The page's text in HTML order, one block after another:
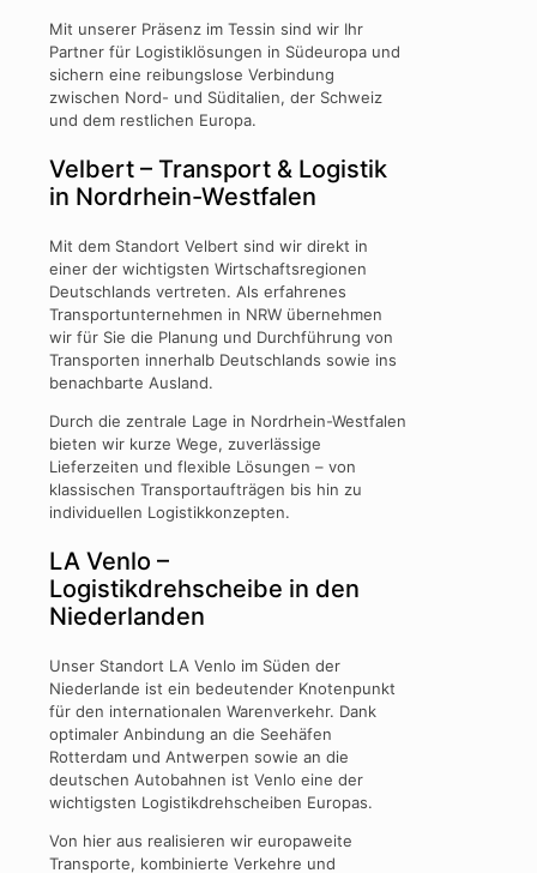
Mit unserer Präsenz im Tessin sind wir Ihr
Partner für Logistiklösungen in Südeuropa und
sichern eine reibungslose Verbindung
zwischen Nord- und Süditalien, der Schweiz
und dem restlichen Europa.
Velbert – Transport & Logistik
in Nordrhein-Westfalen
Mit dem Standort Velbert sind wir direkt in
einer der wichtigsten Wirtschaftsregionen
Deutschlands vertreten. Als erfahrenes
Transportunternehmen in NRW übernehmen
wir für Sie die Planung und Durchführung von
Transporten innerhalb Deutschlands sowie ins
benachbarte Ausland.
Durch die zentrale Lage in Nordrhein-Westfalen
bieten wir kurze Wege, zuverlässige
Lieferzeiten und flexible Lösungen – von
klassischen Transportaufträgen bis hin zu
individuellen Logistikkonzepten.
LA Venlo –
Logistikdrehscheibe in den
Niederlanden
Unser Standort LA Venlo im Süden der
Niederlande ist ein bedeutender Knotenpunkt
für den internationalen Warenverkehr. Dank
optimaler Anbindung an die Seehäfen
Rotterdam und Antwerpen sowie an die
deutschen Autobahnen ist Venlo eine der
wichtigsten Logistikdrehscheiben Europas.
Von hier aus realisieren wir europaweite
Transporte, kombinierte Verkehre und